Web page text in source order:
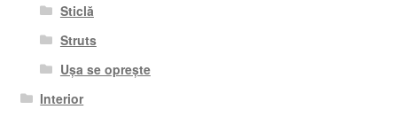
Sticlă
Struts
Ușa se oprește
Interior